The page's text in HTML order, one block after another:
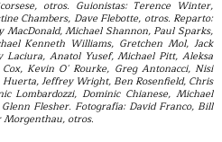
otros. Guionistas: Terence Winter,
Chambers, Dave Flebotte, otros. Reparto:
Michael Shannon, Paul Sparks,
Kenneth Williams, Gretchen Mol, Jack
Anatol Yusef, Michael Pitt, Aleksa
Kevin O´ Rourke, Greg Antonacci, Nisi
Jeffrey Wright, Ben Rosenfield, Chris
Lombardozzi, Dominic Chianese, Michael
Flesher. Fotografía: David Franco, Bill
Morgenthau, otros.